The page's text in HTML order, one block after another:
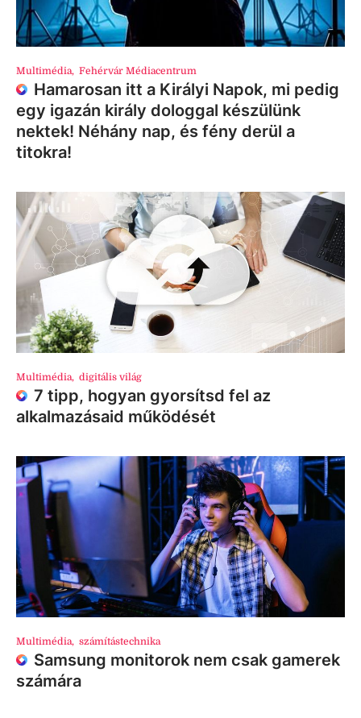
Multimédia, Fehérvár Médiacentrum
Hamarosan itt a Királyi Napok, mi pedig
egy igazán király dologgal készülünk
nektek! Néhány nap, és fény derül a
titokra!
Multimédia, digitális világ
7 tipp, hogyan gyorsítsd fel az
alkalmazásaid működését
Multimédia, számítástechnika
Samsung monitorok nem csak gamerek
számára